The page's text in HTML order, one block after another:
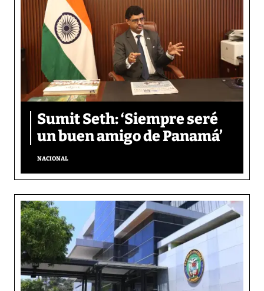
Sumit Seth: ‘Siempre seré
un buen amigo de Panamá’
NACIONAL